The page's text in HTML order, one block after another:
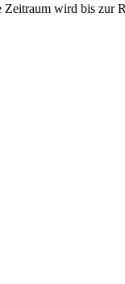
wird bis